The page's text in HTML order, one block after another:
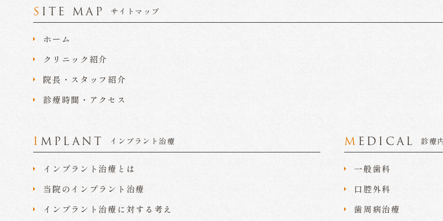
SITE MAP サイトマップ
ホーム
クリニック紹介
院長・スタッフ紹介
診療時間・アクセス
IMPLANT インプラント治療
インプラント治療とは
当院のインプラント治療
インプラント治療に対する考え
MEDICAL 診療
一般歯科
口腔外科
歯周病治療